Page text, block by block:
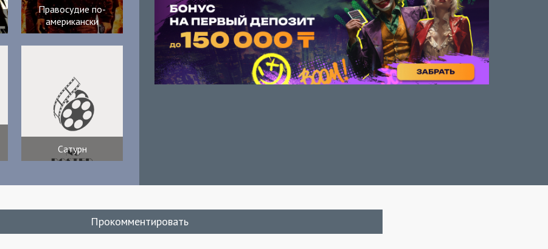
Правосудие по-
американски
Сатурн
Прокомментировать